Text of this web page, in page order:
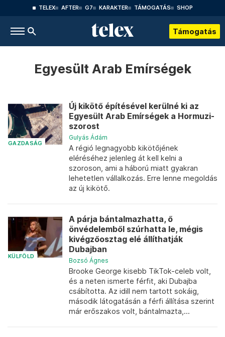
TELEX AFTER G7 KARAKTER TÁMOGATÁS SHOP
Támogatás
Egyesült Arab Emírségek
GAZDASÁG
Új kikötő építésével kerülné ki az
Egyesült Arab Emírségek a Hormuzi-
szorost
Gulyás Ádám
A régió legnagyobb kikötőjének
eléréséhez jelenleg át kell kelni a
szoroson, ami a háború miatt gyakran
lehetetlen vállalkozás. Erre lenne megoldás
az új kikötő.
KÜLFÖLD
A párja bántalmazhatta, ő
önvédelemből szúrhatta le, mégis
kivégzőosztag elé állíthatják
Dubajban
Bozsó Ágnes
Brooke George kisebb TikTok-celeb volt,
és a neten ismerte férfit, aki Dubajba
csábította. Az idill nem tartott sokáig,
második látogatásán a férfi állítása szerint
már erőszakos volt, bántalmazta,...